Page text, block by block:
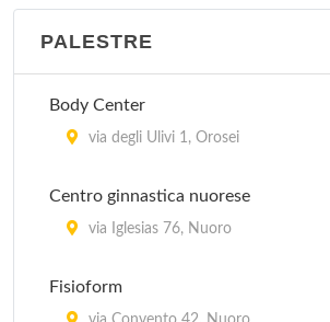
PALESTRE
Body Center
via degli Ulivi 1, Orosei
Centro ginnastica nuorese
via Iglesias 76, Nuoro
Fisioform